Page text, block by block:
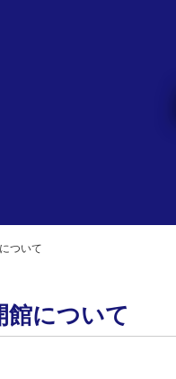
ついて
館について